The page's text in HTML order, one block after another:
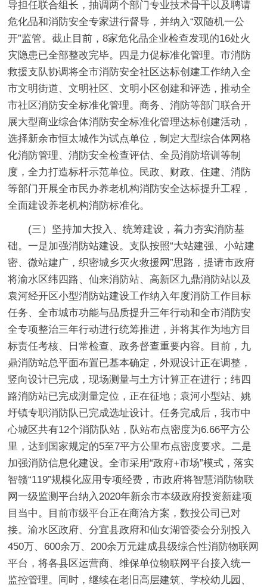
导担任联合组长，抽调两个部门专业技术骨干以及聘请
危化品和消防安全专家进行督导，并纳入“双随机一公
开”监管。截止目前，8家危化品企业检查发现的16处火
灾隐患已全部整改完毕。 四是力促标准化管理。市消防
救援支队协调将全市消防安全社区达标创建工作纳入全
市文明街道、文明社区、文明小区创建和评选，推动全
市社区消防安全标准化管理。商务、消防等部门联合开
展大型商业综合体消防安全标准化管理达标创建活动，
选择新余市恒太城作为试点单位，制定大型综合体网格
化消防管理、消防安全检查评估、全员消防培训等制
度，全力打造标杆示范单位。民政、财政、住建、消防
等部门开展全市民办养老机构消防安全达标提升工程，
全面建设养老机构消防标准化。
(三）坚持加大投入、统筹建设，着力夯实消防基
础。一是加强消防站建设。支队按照“大站建强、小站建
密、微站建广，织密城乡灭火救援网”思路，提请市政府
将渝水区纬四路、仙来消防站、高新区九鼎消防站以及
袁河经开区小型消防站建设工作纳入年度消防工作目标
任务、全市城市功能与品质提升三年行动和全市消防安
全专项整治三年行动进行统筹推进，并将其作为地方目
标责任考核、日常检查、政务督查重要内容。目前，九
鼎消防站总平面布置已基本确定，外观设计正在调整，
竖向设计已完成，现场测量与土方计算正在进行；纬四
路消防站已完成测量定位，正在征地；袁河小型站、姚
圩镇专职消防队已完成选址设计。任务完成后，我市中
心城区共有12个消防队站，队站布点密度为6.66平方公
里，达到国家规定的5至7平方公里布点密度要求。 二是
加强消防信息化建设。全市采用“政府+市场”模式，落实
智赣“119”规模化应用专项经费，市政府将智慧消防物联
网一级监测平台纳入2020年新余市本级政府投资新建项
目当中。目前市级平台正在商洽方案，数投公司已对
接。渝水区政府、分宜县政府和仙女湖管委会分别投入
450万、600余万、200余万元建成县级综合性消防物联网
平台，将各县区运营商、维保单位物联网平台接入统一
监控管理。同时，继续在老旧高层建筑、学校幼儿园、